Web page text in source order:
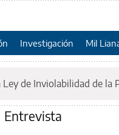
Investigación Mil
Ley de Inviolabilidad de la
Entrevista